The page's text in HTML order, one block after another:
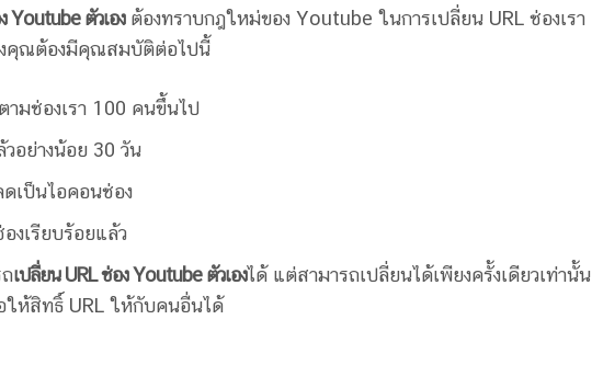
Youtube ตัวเองต้องทราบกฎใหม่ของ Youtube ในการเปลี่ยน URL ช่องเรา
คุณต้องมีคุณสมบัติต่อไปนี้
มช่องเรา 100 คนขึ้นไป
อย่างน้อย 30 วัน
เป็นไอคอนช่อง
งเรียบร้อยแล้ว
เปลี่ยน URL ช่อง Youtube ตัวเองได้ แต่สามารถเปลี่ยนได้เพียงครั้งเดียวเท่านั้น
ให้สิทธิ์ URL ให้กับคนอื่นได้